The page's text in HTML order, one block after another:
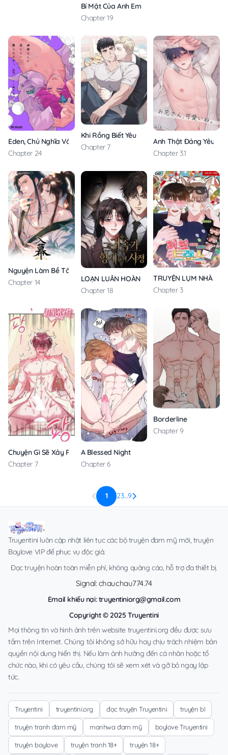
Bí Mật Của Anh Em Quý Tộc
Chapter 19
Eden, Chủ Nghĩa Vô Thần
Chapter 24
Khi Rồng Biết Yêu
Chapter 7
Anh Thật Đáng Yêu
Chapter 3.1
Nguyện Làm Bề Tôi Dưới Trướng Người
Chapter 14
LOẠN LUÂN HOÀNG TỘC
Chapter 18
TRUYỆN LỤM NHÀ
Chapter 3
Chuyện Gì Sẽ Xảy Ra Nếu Tài Xế Thuê Độc Thân
Chapter 7
A Blessed Night
Chapter 6
Borderline
Chapter 9
1 23…9
Truyentini luôn cập nhật liên tục các bộ truyện đam mỹ mới, truyện
Boylove VIP để phục vụ độc giả.
Đọc truyện hoàn toàn miễn phí, không quảng cáo, hỗ trợ đa thiết bị.
Signal: chauchau774.74
Email khiếu nại:truyentiniorg@gmail.com
Copyright © 2025 Truyentini
Mọi thông tin và hình ảnh trên website truyentini.org đều được sưu
tầm trên Internet. Chúng tôi không sở hữu hay chịu trách nhiệm bản
quyền nội dung hiển thị. Nếu làm ảnh hưởng đến cá nhân hoặc tổ
chức nào, khi có yêu cầu, chúng tôi sẽ xem xét và gỡ bỏ ngay lập
tức.
Truyentini truyentini.org đọc truyện Truyentini truyện bl
truyện tranh đam mỹ manhwa đam mỹ boylove Truyentini
truyện boylove truyện tranh 18+ truyện 18+